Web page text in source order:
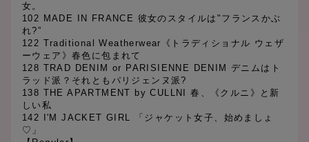
女。
102 MADE IN FRANCE 彼女のスタイルは"フランスかぶ
れ?”
122 Traditional Weatherwear《トラディショナル ウェザ
ーウェア》春色に包まれて
128 TRAD DENIM or PARISIENNE DENIM デニムはト
ラッド派？それともパリジェンヌ派?
138 THE APARTMENT by CULLNI 春、《クルニ》と新
しい私
142 I'M JACKET GIRL 「ジャケット女子、始めましょ
♡」